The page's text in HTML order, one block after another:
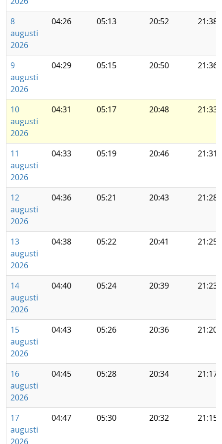
8
augusti
2026
04:26 05:13 20:52 21:38
9
augusti
2026
04:29 05:15 20:50 21:36
10
augusti
2026
04:31 05:17 20:48 21:33
11
augusti
2026
04:33 05:19 20:46 21:31
12
augusti
2026
04:36 05:21 20:43 21:28
13
augusti
2026
04:38 05:22 20:41 21:25
14
augusti
2026
04:40 05:24 20:39 21:23
15
augusti
2026
04:43 05:26 20:36 21:20
16
augusti
2026
04:45 05:28 20:34 21:17
17
augusti
2026
04:47 05:30 20:32 21:15